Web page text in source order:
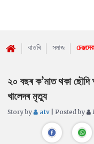
বাতৰি সমাজ
২০ বছৰ ক’মাত থকা ছৌদি
খালেদৰ মৃত্যু
Story by atv | Posted by